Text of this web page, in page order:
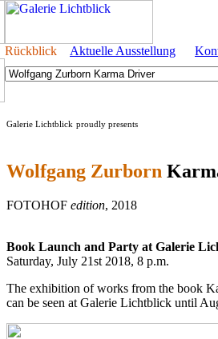
Rückblick Aktuelle Ausstellung
Galerie Lichtblick proudly presents
Wolfgang Zurborn
FOTOHOF edition, 2018
Book Launch and Party at Galerie
Saturday, July 21st 2018, 8 p.m.
The exhibition of works from the book
can be seen at Galerie Lichtblick until